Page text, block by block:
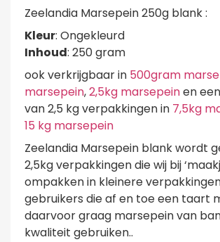
Zeelandia Marsepein 250g blank :
Kleur: Ongekleurd
Inhoud: 250 gram
ook verkrijgbaar in 500gram
marsepein,2,5kg marsepeinen
van 2,5 kg verpakkingen in 7,5kg
15 kg marsepein
Zeelandia Marsepein blank wordt
2,5kg verpakkingen die wij bij
ompakken in kleinere
gebruikers die af en toe een taart
daarvoor graag marsepein van
kwaliteit gebruiken..